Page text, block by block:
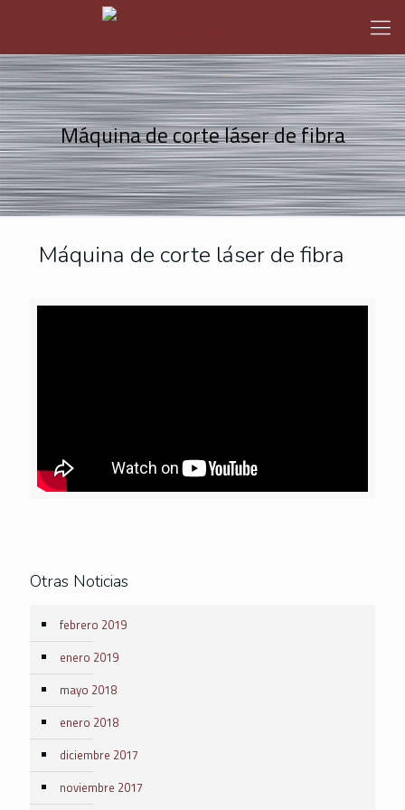
Máquina de corte láser de fibra
Máquina de corte láser de fibra
Otras Noticias
febrero 2019
enero 2019
mayo 2018
enero 2018
diciembre 2017
noviembre 2017